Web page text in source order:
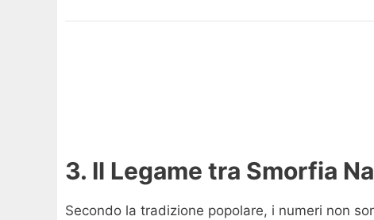
3. Il Legame tra Smorfia
Secondo la tradizione popolare, i numeri non